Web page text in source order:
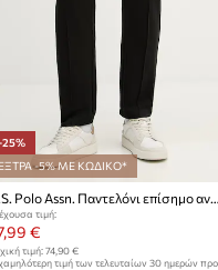
25%
ΕΞΤΡΑ -5% ΜΕ ΚΩΔΙΚΟ*
U.S. Polo Assn. Παντελόνι επίσημο ανδρικό με βαμβάκι INTERLOCK PINTUCK JOGGER
τιμή:
€
τιμή: 74,90 €
τιμή των τελευταίων 30 ημερών προ